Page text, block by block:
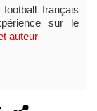
français
sur le
auteur